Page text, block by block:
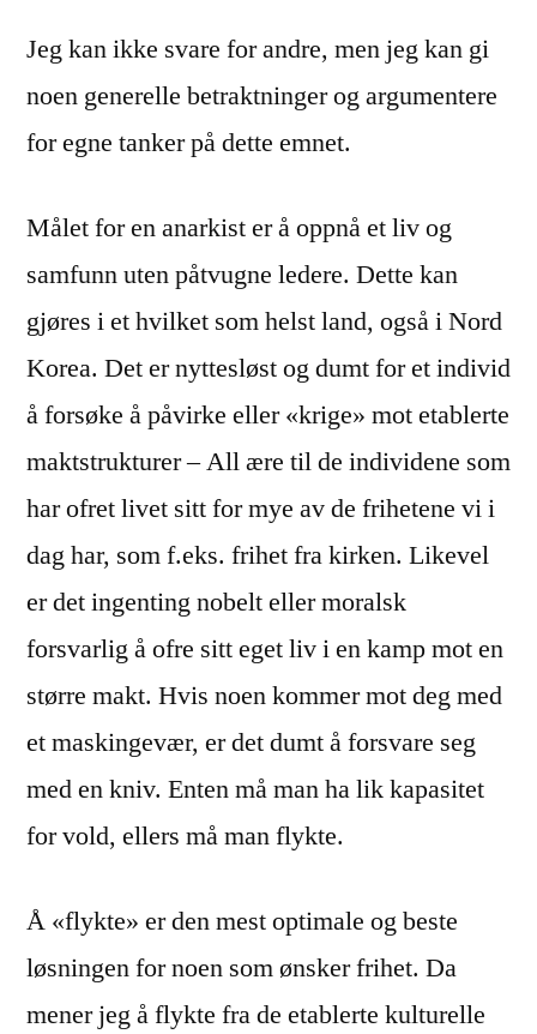
Jeg kan ikke svare for andre, men jeg kan gi
noen generelle betraktninger og argumentere
for egne tanker på dette emnet.
Målet for en anarkist er å oppnå et liv og
samfunn uten påtvugne ledere. Dette kan
gjøres i et hvilket som helst land, også i Nord
Korea. Det er nyttesløst og dumt for et individ
å forsøke å påvirke eller «krige» mot etablerte
maktstrukturer – All ære til de individene som
har ofret livet sitt for mye av de frihetene vi i
dag har, som f.eks. frihet fra kirken. Likevel
er det ingenting nobelt eller moralsk
forsvarlig å ofre sitt eget liv i en kamp mot en
større makt. Hvis noen kommer mot deg med
et maskingevær, er det dumt å forsvare seg
med en kniv. Enten må man ha lik kapasitet
for vold, ellers må man flykte.
Å «flykte» er den mest optimale og beste
løsningen for noen som ønsker frihet. Da
mener jeg å flykte fra de etablerte kulturelle